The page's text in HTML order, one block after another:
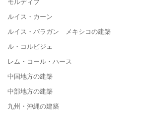
ルイス・カーン
ルイス・バラガン メキシコの建築
ル・コルビジェ
レム・コール・ハース
中国地方の建築
中部地方の建築
九州・沖縄の建築